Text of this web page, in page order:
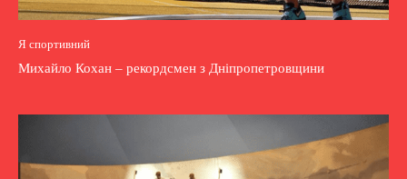
Я спортивний
Михайло Кохан – рекордсмен з Дніпропетровщини